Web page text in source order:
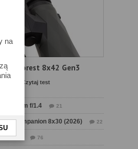
na
Forest 8x42 Gen3
Czytaj test
35 mm f/1.4 21
CL Companion 8x30 (2026) 22
100 II 76